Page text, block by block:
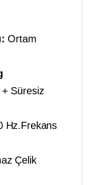
Ortam
Süresiz
Hz.Frekans
Çelik